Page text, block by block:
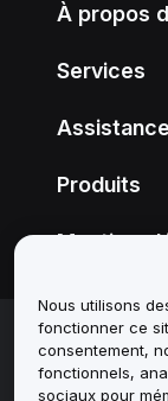
À propos
Services
Assistance
Produits
Mentions
© 2025-2026
Conditions
confidentialité |
préférences en
Nous utilisons
fonctionner ce
consentement,
fonctionnels,
sociaux pour